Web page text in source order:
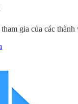
gia của các